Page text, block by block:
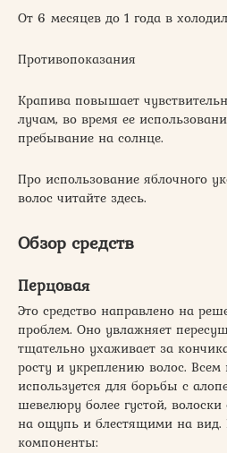
От 6 месяцев до 1 года в
Противопоказания
Крапива повышает
лучам, во время ее
пребывание на солнце.
Про использование яблочного
волос читайте здесь.
Обзор средств
Перцовая
Это средство направлено на
проблем. Оно увлажняет
тщательно ухаживает за
росту и укреплению волос. Всем
используется для борьбы с
шевелюру более густой,
на ощупь и блестящими на вид.
компоненты: